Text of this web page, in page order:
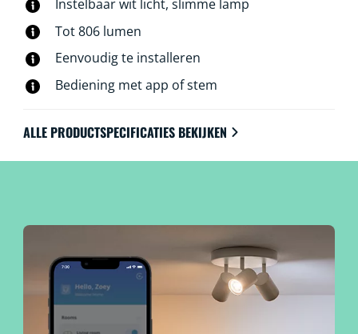
Instelbaar wit licht, slimme lamp
Tot 806 lumen
Eenvoudig te installeren
Bediening met app of stem
ALLE PRODUCTSPECIFICATIES BEKIJKEN